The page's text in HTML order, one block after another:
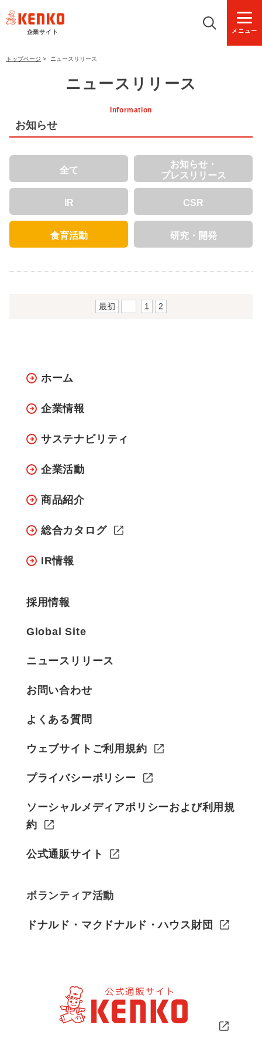
企業サイト メニュー
トップページ > ニュースリリース
ニュースリリース
Information
お知らせ
全て
お知らせ・
プレスリリース
IR CSR
食育活動 研究・開発
最初 1 2
ホーム
企業情報
サステナビリティ
企業活動
商品紹介
総合カタログ
IR情報
採用情報
Global Site
ニュースリリース
お問い合わせ
よくある質問
ウェブサイトご利用規約
プライバシーポリシー
ソーシャルメディアポリシーおよび利用規
約
公式通販サイト
ボランティア活動
ドナルド・マクドナルド・ハウス財団